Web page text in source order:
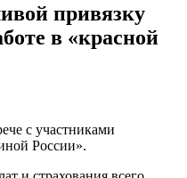
привязку
в «красной
с участниками
России».